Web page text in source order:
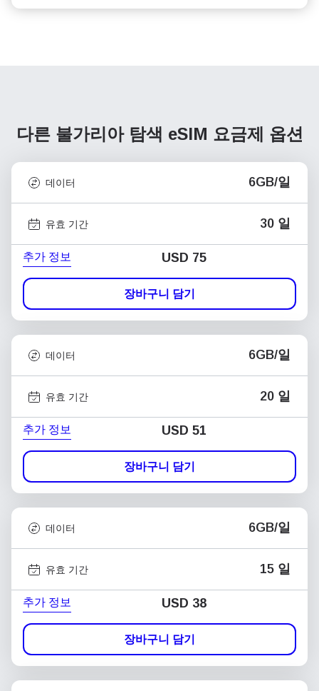
다른 불가리아 탐색 eSIM 요금제 옵션
데이터 6GB/일
유효 기간 30 일
추가 정보 USD 75
장바구니 담기
데이터 6GB/일
유효 기간 20 일
추가 정보 USD 51
장바구니 담기
데이터 6GB/일
유효 기간 15 일
추가 정보 USD 38
장바구니 담기